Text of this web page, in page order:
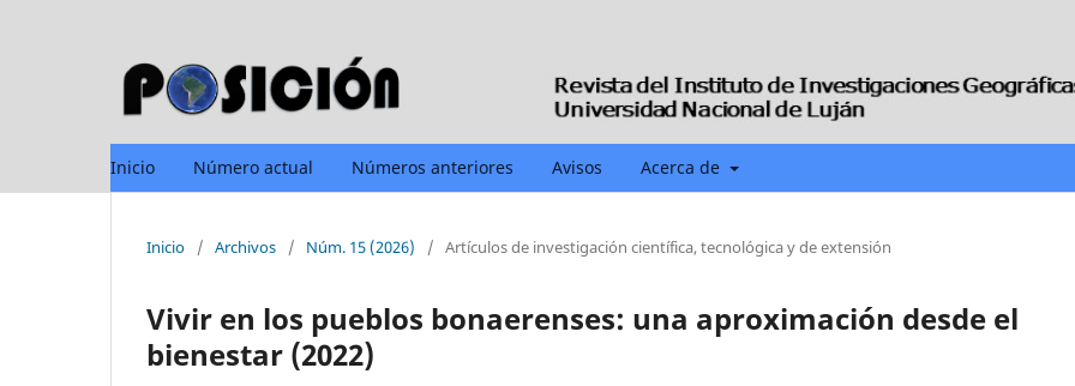
Inicio Número actual Números anteriores Avisos Acerca de
Inicio / Archivos / Núm. 15 (2026) / Artículos de investigación científica, tecnológica y de extensión
Vivir en los pueblos bonaerenses: una aproximación desde el
bienestar (2022)